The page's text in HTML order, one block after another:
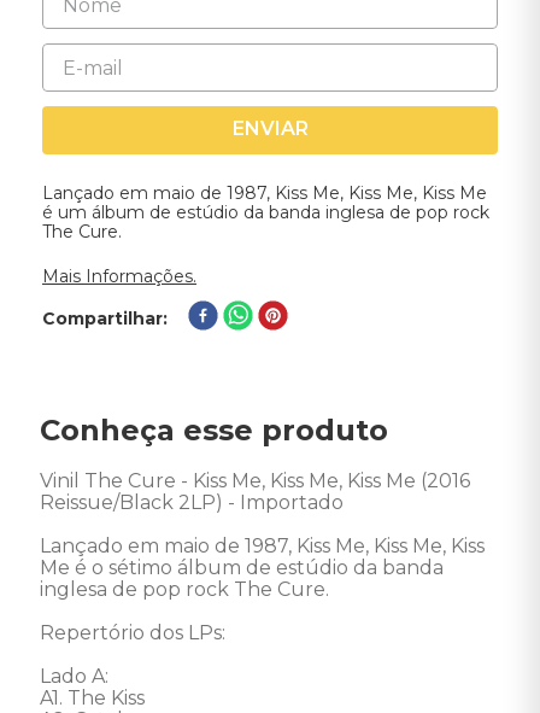
ENVIAR
Lançado em maio de 1987, Kiss Me, Kiss Me, Kiss Me
é um álbum de estúdio da banda inglesa de pop rock
The Cure.
Mais Informações.
Compartilhar
Conheça esse produto
Vinil The Cure - Kiss Me, Kiss Me, Kiss Me (2016
Reissue/Black 2LP) - Importado
Lançado em maio de 1987, Kiss Me, Kiss Me, Kiss
Me é o sétimo álbum de estúdio da banda
inglesa de pop rock The Cure.
Repertório dos LPs:
Lado A:
A1. The Kiss